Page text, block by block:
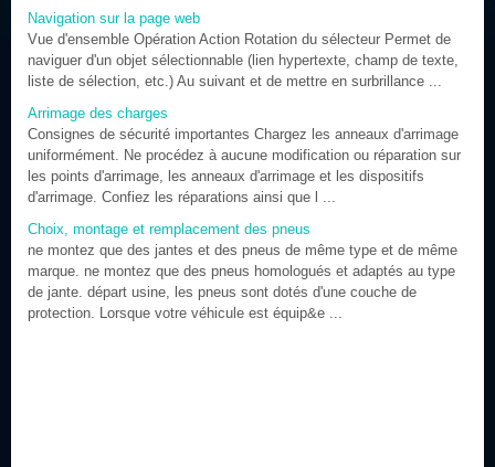
Navigation sur la page web
Vue d'ensemble Opération Action Rotation du sélecteur Permet de
naviguer d'un objet sélectionnable (lien hypertexte, champ de texte,
liste de sélection, etc.) Au suivant et de mettre en surbrillance ...
Arrimage des charges
Consignes de sécurité importantes Chargez les anneaux d'arrimage
uniformément. Ne procédez à aucune modification ou réparation sur
les points d'arrimage, les anneaux d'arrimage et les dispositifs
d'arrimage. Confiez les réparations ainsi que l ...
Choix, montage et remplacement des pneus
ne montez que des jantes et des pneus de même type et de même
marque. ne montez que des pneus homologués et adaptés au type
de jante. départ usine, les pneus sont dotés d'une couche de
protection. Lorsque votre véhicule est équip&e ...